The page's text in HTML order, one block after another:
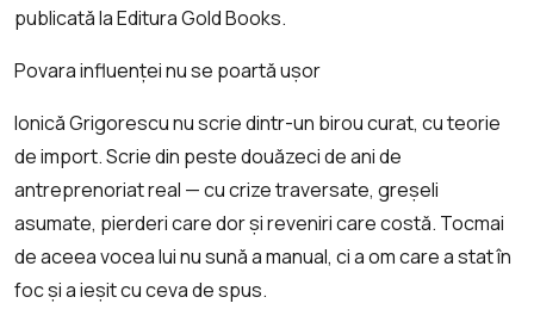
publicată la Editura Gold Books.
Povara influenței nu se poartă ușor
Ionică Grigorescu nu scrie dintr-un birou curat, cu teorie
de import. Scrie din peste douăzeci de ani de
antreprenoriat real — cu crize traversate, greșeli
asumate, pierderi care dor și reveniri care costă. Tocmai
de aceea vocea lui nu sună a manual, ci a om care a stat în
foc și a ieșit cu ceva de spus.